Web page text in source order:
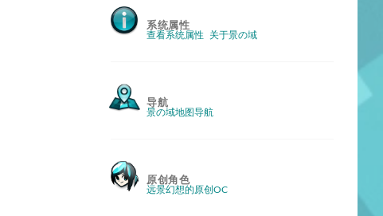
系统属性
查看系统属性 关于景の域
导航
景の域地图导航
原创角色
远景幻想的原创OC